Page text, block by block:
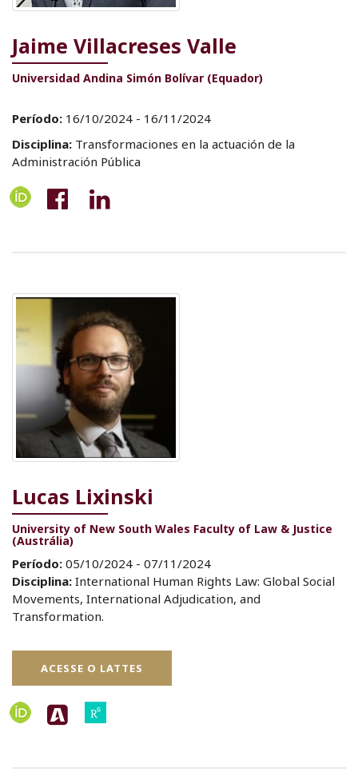
Jaime Villacreses Valle
Universidad Andina Simón Bolívar (Equador)
Período: 16/10/2024 - 16/11/2024
Disciplina: Transformaciones en la actuación de la
Administración Pública
Lucas Lixinski
University of New South Wales Faculty of Law & Justice
(Austrália)
Período: 05/10/2024 - 07/11/2024
Disciplina: International Human Rights Law: Global Social
Movements, International Adjudication, and
Transformation.
ACESSE O LATTES